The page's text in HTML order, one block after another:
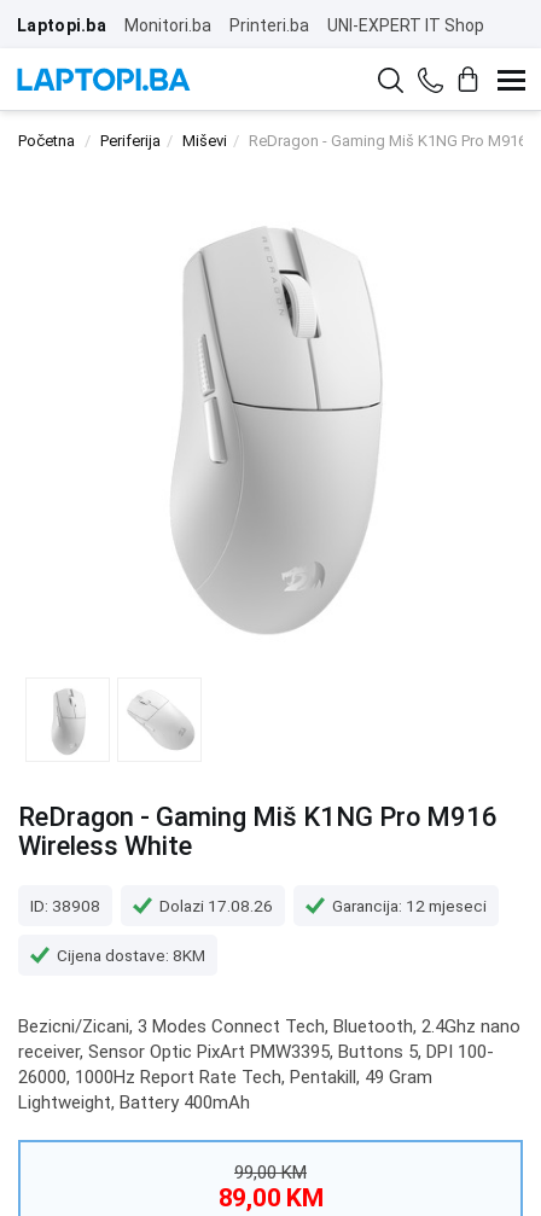
Laptopi.ba Monitori.ba Printeri.ba UNI-EXPERT IT Shop
Početna Periferija Miševi ReDragon - Gaming Miš K1NG Pro M916
ReDragon - Gaming Miš K1NG Pro M916
Wireless White
ID: 38908 Dolazi 17.08.26 Garancija: 12 mjeseci
Cijena dostave: 8KM
Bezicni/Zicani, 3 Modes Connect Tech, Bluetooth, 2.4Ghz nano
receiver, Sensor Optic PixArt PMW3395, Buttons 5, DPI 100-
26000, 1000Hz Report Rate Tech, Pentakill, 49 Gram
Lightweight, Battery 400mAh
99,00 KM
89,00 KM